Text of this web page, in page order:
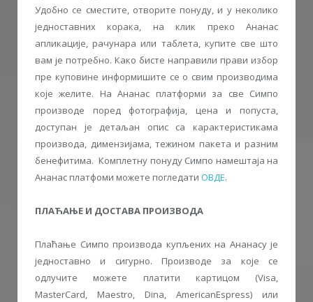
Удобно се сместите, отворите понуду, и у неколико
једноставних корака, на клик преко Ананас
апликације, рачунара или таблета, купите све што
вам је потребно. Како бисте направили прави избор
пре куповине информишите се о свим производима
које желите. На Ананас платформи за све Симпо
производе поред фотографија, цена и попуста,
доступан је детаљан опис са карактеристикама
производа, димензијама, тежином пакета и разним
бенефитима. Комплетну понуду Симпо намештаја на
Ананас платфоми можете погледати ОВДЕ.
ПЛАЋАЊЕ И ДОСТАВА ПРОИЗВОДА
Плаћање Симпо производа купљених на Ананасу је
једноставно и сигурно. Производе за које се
одлучите можете платити картицом (Visa,
MasterCard, Maestro, Dina, AmericanEspress) или